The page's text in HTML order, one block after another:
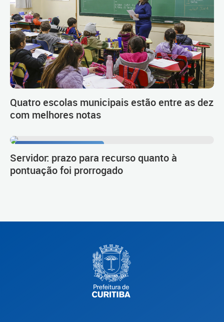
Quatro escolas municipais estão entre as dez
com melhores notas
Servidor: prazo para recurso quanto à
pontuação foi prorrogado